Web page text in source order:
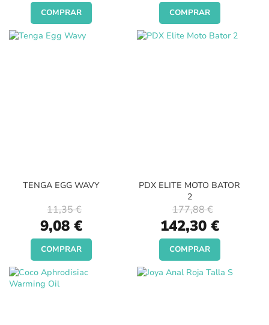
COMPRAR COMPRAR
TENGA EGG WAVY
Special
Price
9,08 €
11,35 €
COMPRAR
PDX ELITE MOTO BATOR
2
Special
Price
142,30 €
177,88 €
COMPRAR